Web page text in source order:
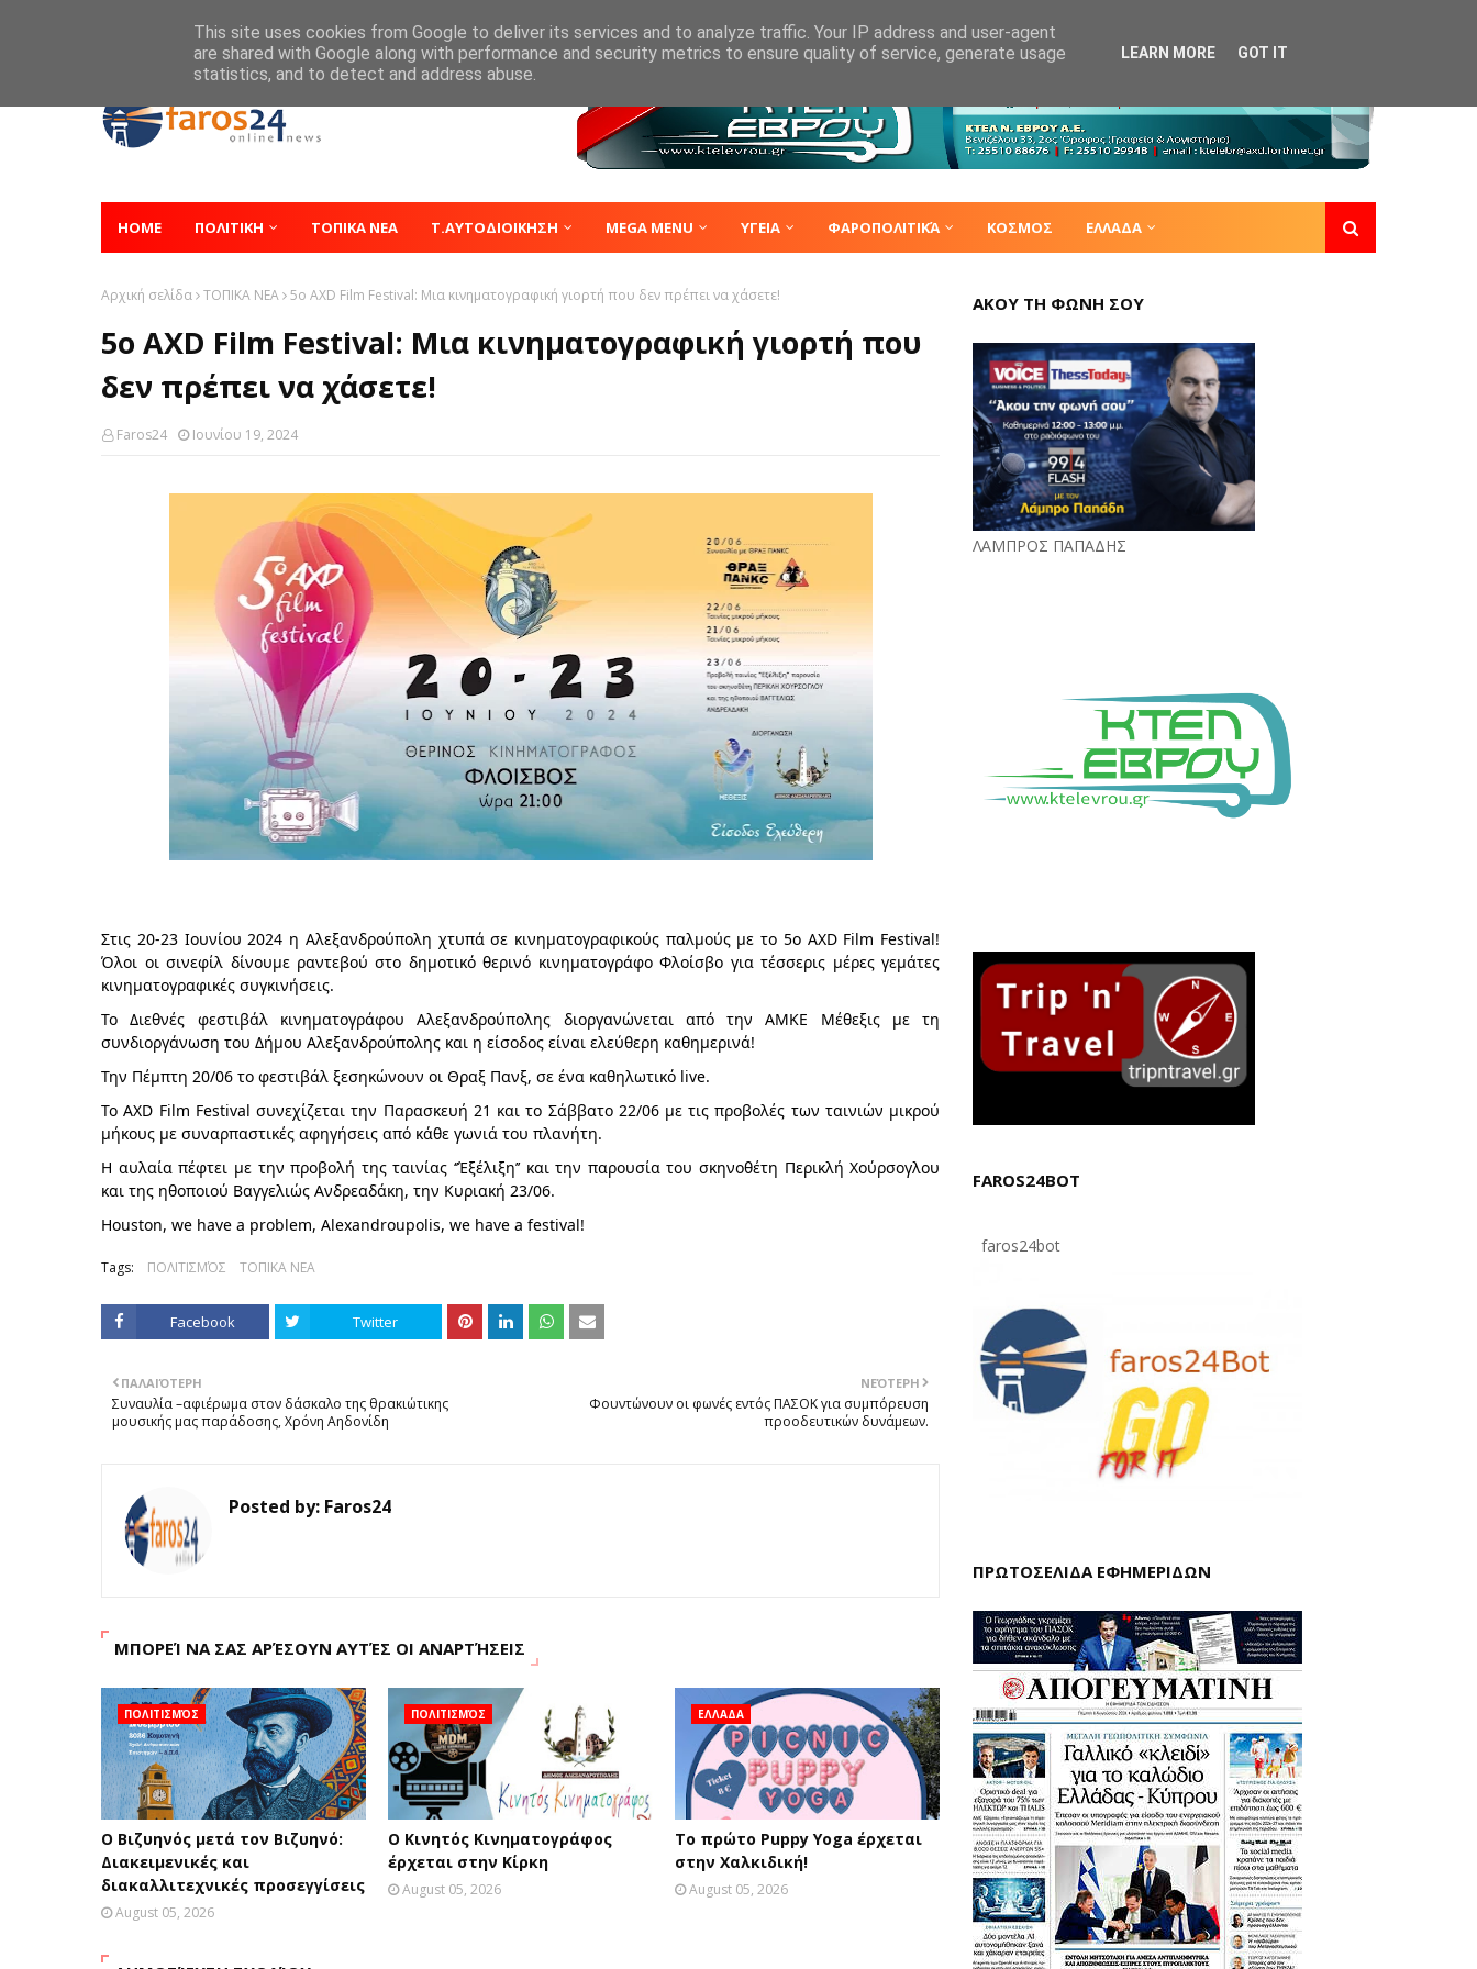
HOME ΠΟΛΙΤΙΚΗ ΤΟΠΙΚΑ ΝΕΑ Τ.ΑΥΤΟΔΙΟΙΚΗΣΗ MEGA MENU ΥΓΕΙΑ ΦΑΡΟΠΟΛΙΤΙΚΆ ΚΟΣΜΟΣ ΕΛΛΑΔΑ
Αρχική σελίδα ΤΟΠΙΚΑ ΝΕΑ 5ο AXD Film Festival: Μια κινηματογραφική γιορτή που δεν πρέπει να χάσετε!
5ο AXD Film Festival: Μια κινηματογραφική γιορτή που
δεν πρέπει να χάσετε!
Faros24 Ιουνίου 19, 2024
Στις 20-23 Ιουνίου 2024 η Αλεξανδρούπολη χτυπά σε κινηματογραφικούς παλμούς με το 5ο AXD Film Festival!
Όλοι οι σινεφίλ δίνουμε ραντεβού στο δημοτικό θερινό κινηματογράφο Φλοίσβο για τέσσερις μέρες γεμάτες
κινηματογραφικές συγκινήσεις.
Το Διεθνές φεστιβάλ κινηματογράφου Αλεξανδρούπολης διοργανώνεται από την ΑΜΚΕ Μέθεξις με τη
συνδιοργάνωση του Δήμου Αλεξανδρούπολης και η είσοδος είναι ελεύθερη καθημερινά!
Την Πέμπτη 20/06 το φεστιβάλ ξεσηκώνουν οι Θραξ Πανξ, σε ένα καθηλωτικό live.
Το AXD Film Festival συνεχίζεται την Παρασκευή 21 και το Σάββατο 22/06 με τις προβολές των ταινιών μικρού
μήκους με συναρπαστικές αφηγήσεις από κάθε γωνιά του πλανήτη.
Η αυλαία πέφτει με την προβολή της ταινίας ‘’Έξέλιξη’’ και την παρουσία του σκηνοθέτη Περικλή Χούρσογλου
και της ηθοποιού Βαγγελιώς Ανδρεαδάκη, την Κυριακή 23/06.
Houston, we have a problem, Alexandroupolis, we have a festival!
Tags: ΠΟΛΙΤΙΣΜΌΣ ΤΟΠΙΚΑ ΝΕΑ
Facebook Twitter
ΝΕΌΤΕΡΗ
Φουντώνουν οι φωνές εντός ΠΑΣΟΚ για συμπόρευση
προοδευτικών δυνάμεων.
ΠΑΛΑΙΌΤΕΡΗ
Συναυλία –αφιέρωμα στον δάσκαλο της θρακιώτικης
μουσικής μας παράδοσης, Χρόνη Αηδονίδη
Posted by: Faros24
ΜΠΟΡΕΊ ΝΑ ΣΑΣ ΑΡΈΣΟΥΝ ΑΥΤΈΣ ΟΙ ΑΝΑΡΤΉΣΕΙΣ
ΠΟΛΙΤΙΣΜΌΣ
Ο Βιζυηνός μετά τον Βιζυηνό:
Διακειμενικές και
διακαλλιτεχνικές προσεγγίσεις
August 05, 2026
ΠΟΛΙΤΙΣΜΌΣ
Ο Κινητός Κινηματογράφος
έρχεται στην Κίρκη
August 05, 2026
ΕΛΛΑΔΑ
Το πρώτο Puppy Yoga έρχεται
στην Χαλκιδική!
August 05, 2026
ΑΚΟΥ ΤΗ ΦΩΝΗ ΣΟΥ
ΛΑΜΠΡΟΣ ΠΑΠΑΔΗΣ
FAROS24BOT
faros24bot
ΠΡΩΤΟΣΕΛΙΔΑ ΕΦΗΜΕΡΙΔΩΝ
This site uses cookies from Google to deliver its services and to analyze traffic. Your IP address and user-agent
are shared with Google along with performance and security metrics to ensure quality of service, generate usage
statistics, and to detect and address abuse.
LEARN MORE GOT IT